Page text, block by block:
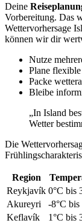
Deine
Vorbereitung. Das
Wettervorhersage
können wir dir
Nutze
Plane
Packe
Bleibe
„In Island
Wetter
Die
Region
Reykjavík 0°C bis
Akureyri
-8°C bis
Keflavík
1°C bis